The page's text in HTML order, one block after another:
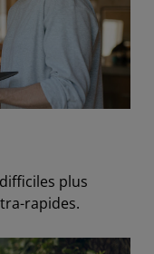
plus
rapides.